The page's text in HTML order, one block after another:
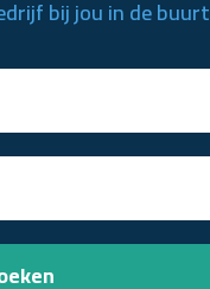
bij jou in de buurt